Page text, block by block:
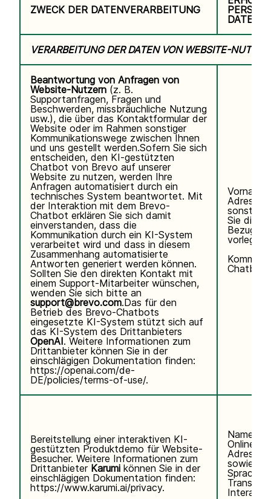
ZWECK DER DATENVERARBEITUNG
DATEN
VERARBEITUNG DER DATEN VON WEBSITE-
Beantwortung von Anfragen von
Website-Nutzern (z. B.
Supportanfragen, Fragen und
Beschwerden, missbräuchliche Nutzung
usw.), die über das Kontaktformular der
Website oder im Rahmen sonstiger
Kommunikationswege zwischen Ihnen
und uns gestellt werden.Sofern Sie sich
entscheiden, den KI-gestützten
Chatbot von Brevo auf unserer
Website zu nutzen, werden Ihre
Anfragen automatisiert durch ein
technisches System beantwortet. Mit
der Interaktion mit dem Brevo-
Chatbot erklären Sie sich damit
einverstanden, dass die
Kommunikation durch ein KI-System
verarbeitet wird und dass in diesem
Zusammenhang automatisierte
Antworten generiert werden können.
Sollten Sie den direkten Kontakt mit
einem Support-Mitarbeiter wünschen,
wenden Sie sich bitte an
support@brevo.com.Das für den
Betrieb des Brevo-Chatbots
eingesetzte KI-System stützt sich auf
das KI-System des Drittanbieters
OpenAI. Weitere Informationen zum
Drittanbieter können Sie in der
einschlägigen Dokumentation finden:
https://openai.com/de-
DE/policies/terms-of-use/.
Adresse,
Sie
Bezug
vorlegen.
Chatbot.
Bereitstellung einer interaktiven KI-
gestützten Produktdemo für Website-
Besucher. Weitere Informationen zum
Drittanbieter Karumi können Sie in der
einschlägigen Dokumentation finden:
https://www.karumi.ai/privacy.
Name,
Online-
sowie